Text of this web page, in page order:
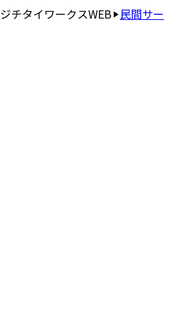
ジチタイワークスWEB 民間サー